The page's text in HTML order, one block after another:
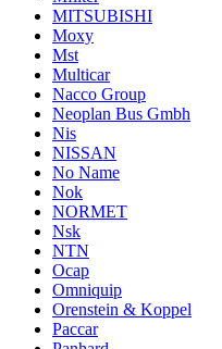
MITSUBISHI
Moxy
Mst
Multicar
Nacco Group
Neoplan Bus Gmbh
Nis
NISSAN
No Name
Nok
NORMET
Nsk
NTN
Ocap
Omniquip
Orenstein & Koppel
Paccar